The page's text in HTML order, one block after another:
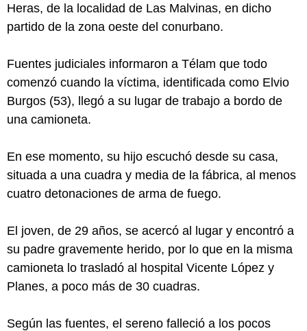
Heras, de la localidad de Las Malvinas, en dicho
partido de la zona oeste del conurbano.
Fuentes judiciales informaron a Télam que todo
comenzó cuando la víctima, identificada como Elvio
Burgos (53), llegó a su lugar de trabajo a bordo de
una camioneta.
En ese momento, su hijo escuchó desde su casa,
situada a una cuadra y media de la fábrica, al menos
cuatro detonaciones de arma de fuego.
El joven, de 29 años, se acercó al lugar y encontró a
su padre gravemente herido, por lo que en la misma
camioneta lo trasladó al hospital Vicente López y
Planes, a poco más de 30 cuadras.
Según las fuentes, el sereno falleció a los pocos